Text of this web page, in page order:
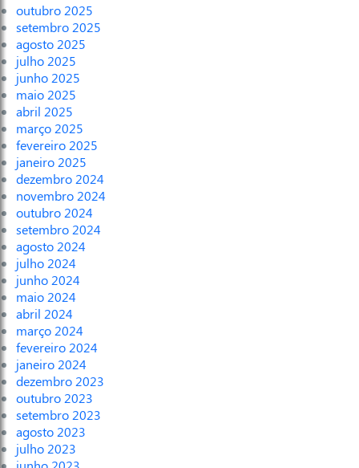
outubro 2025
setembro 2025
agosto 2025
julho 2025
junho 2025
maio 2025
abril 2025
março 2025
fevereiro 2025
janeiro 2025
dezembro 2024
novembro 2024
outubro 2024
setembro 2024
agosto 2024
julho 2024
junho 2024
maio 2024
abril 2024
março 2024
fevereiro 2024
janeiro 2024
dezembro 2023
outubro 2023
setembro 2023
agosto 2023
julho 2023